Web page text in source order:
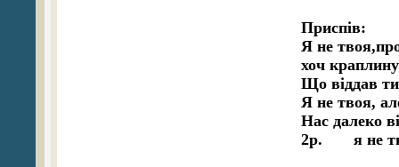
Приспів:
Я не
хоч
Що віддав
Я не твоя,
Нас далеко
2р.       я не